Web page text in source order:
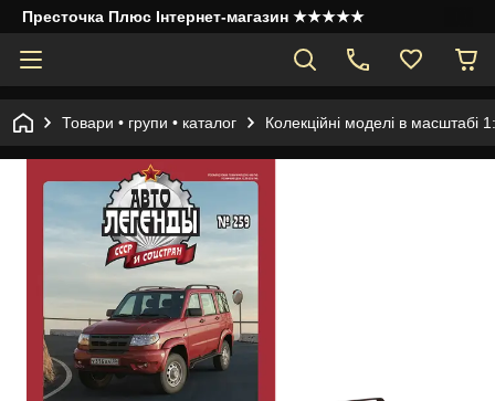
Престочка Плюс Інтернет-магазин ★★★★★
Товари • групи • каталог Колекційні моделі в масштабі